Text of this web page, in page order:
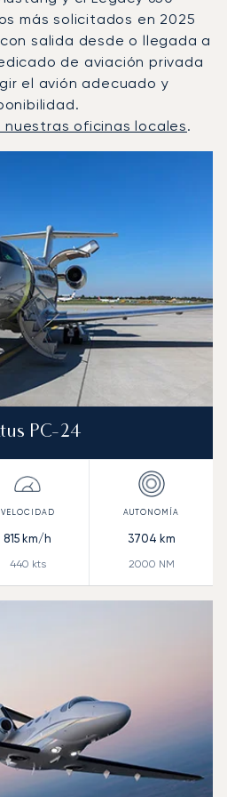
más solicitados en 2025
salida desde o llegada a
de aviación privada
el avión adecuado y
oficinas locales.
PC-24
815 km/h
440 kts
3704 km
2000 NM